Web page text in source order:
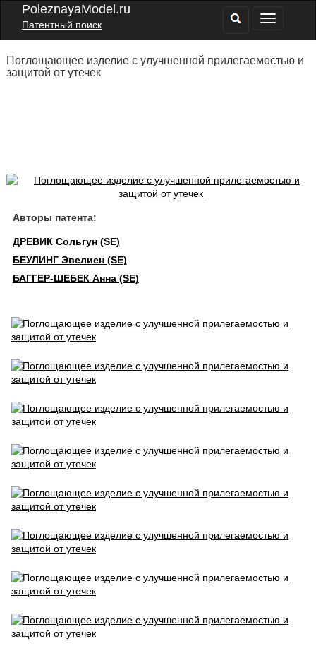
PoleznayaModel.ru
Патентный поиск
Поглощающее изделие с улучшенной прилегаемостью и
защитой от утечек
Авторы патента:
ДРЕВИК Сольгун (SE)
БЕУЛИНГ Эвелиен (SE)
БАГГЕР-ШЕБЕК Анна (SE)